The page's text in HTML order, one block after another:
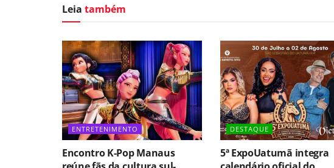
Leia também
ENTRETENIMENTO
Encontro K-Pop Manaus
DESTAQUE
5ª ExpoUatumã integra